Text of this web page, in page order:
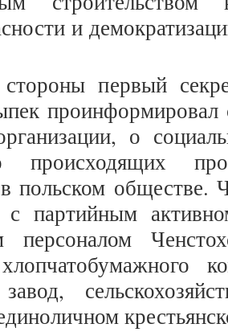
и
первый
проинформировал
о
польском обществе.
с партийным
персоналом